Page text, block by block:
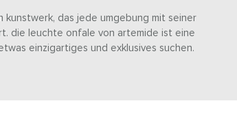
kunstwerk, das jede umgebung mit seiner
die leuchte onfale von artemide ist eine
einzigartiges und exklusives suchen.